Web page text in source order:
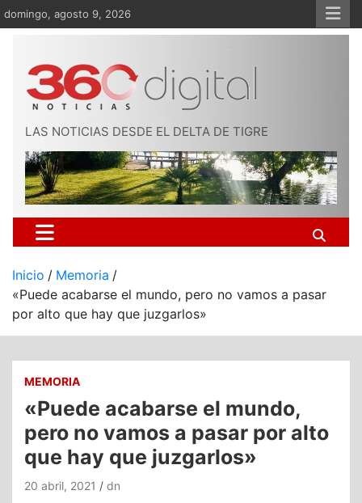
Saltar
al
domingo, agosto 9, 2026
LAS NOTICIAS DESDE EL DELTA DE TIGRE
Inicio
Memoria
«Puede acabarse el mundo, pero no vamos a pasar
por alto que hay que juzgarlos»
MEMORIA
«Puede acabarse el mundo,
pero no vamos a pasar por alto
que hay que juzgarlos»
20 abril, 2021 dn